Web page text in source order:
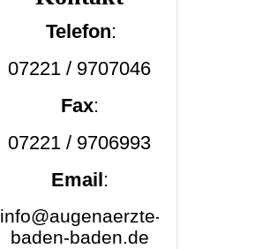
Telefon:
07221 / 9707046
Fax:
07221 / 9706993
Email :
info@augenaerzte-
baden-baden.de